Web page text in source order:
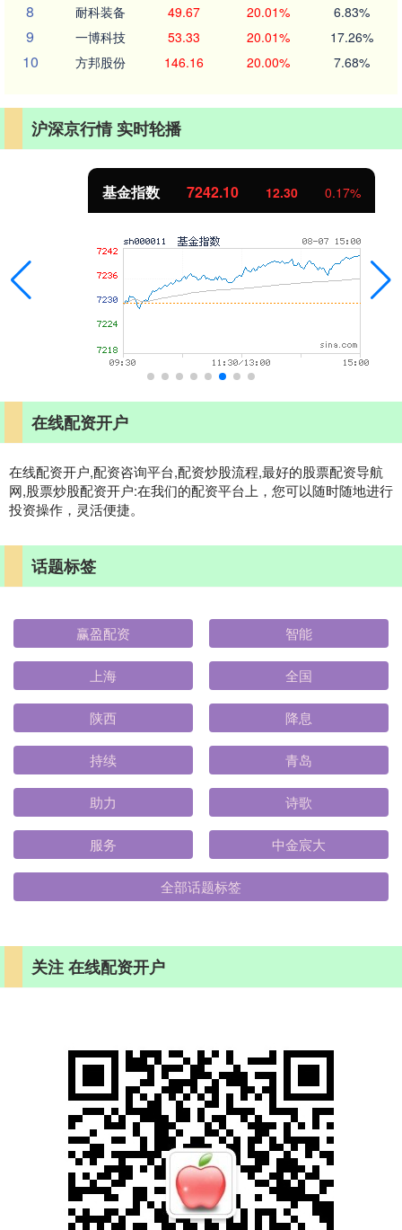
8 耐科装备 49.67 20.01% 6.83%
9 一博科技 53.33 20.01% 17.26%
10 方邦股份 146.16 20.00% 7.68%
沪深京行情 实时轮播
基金指数 7242.10 12.30 0.17%
在线配资开户
在线配资开户,配资咨询平台,配资炒股流程,最好的股票配资导航
网,股票炒股配资开户:在我们的配资平台上，您可以随时随地进行
投资操作，灵活便捷。
话题标签
赢盈配资 智能
上海 全国
陕西 降息
持续 青岛
助力 诗歌
服务 中金宸大
全部话题标签
关注 在线配资开户